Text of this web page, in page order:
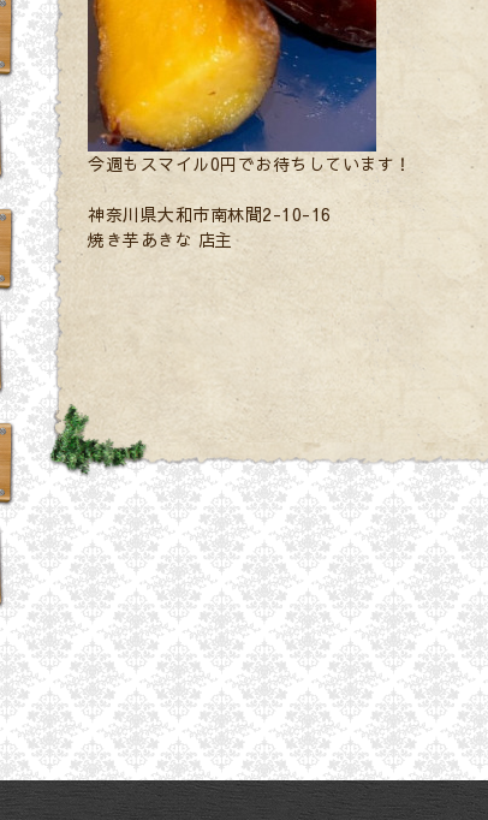
今週もスマイル0円でお待ちしています！
神奈川県大和市南林間2-10-16
焼き芋あきな 店主